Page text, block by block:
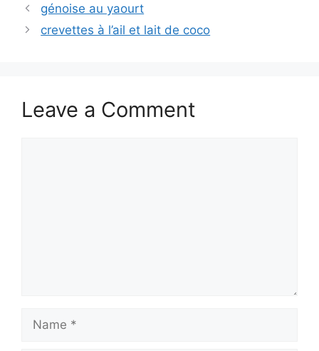
génoise au yaourt
crevettes à l’ail et lait de coco
Leave a Comment